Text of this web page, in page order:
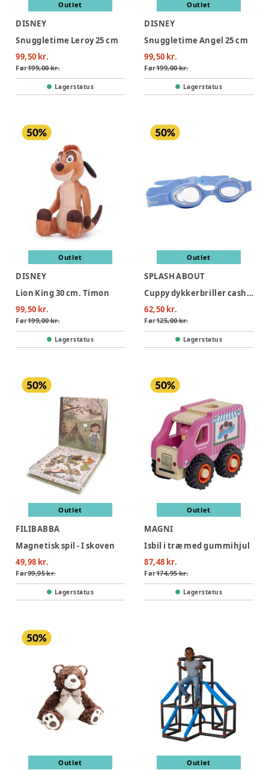
Outlet
DISNEY
Snuggletime Leroy 25 cm
99,50 kr.
Før199,00 kr.
Lagerstatus
Outlet
DISNEY
Snuggletime Angel 25 cm
99,50 kr.
Før199,00 kr.
Lagerstatus
Outlet
DISNEY
Lion King 30 cm. Timon
99,50 kr.
Før199,00 kr.
Lagerstatus
Outlet
SPLASH ABOUT
Cuppy dykkerbriller cashmere- infant 2-6 years
62,50 kr.
Før125,00 kr.
Lagerstatus
Outlet
FILIBABBA
Magnetisk spil - I skoven
49,98 kr.
Før99,95 kr.
Lagerstatus
Outlet
MAGNI
Isbil i træ med gummihjul
87,48 kr.
Før174,95 kr.
Lagerstatus
Outlet Outlet